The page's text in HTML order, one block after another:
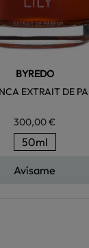
BYREDO
EXTRAIT DE
300,00 €
50ml
Avísame